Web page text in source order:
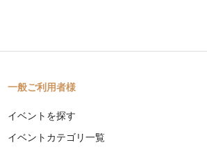
一般ご利用者様
イベントを探す
イベントカテゴリ一覧